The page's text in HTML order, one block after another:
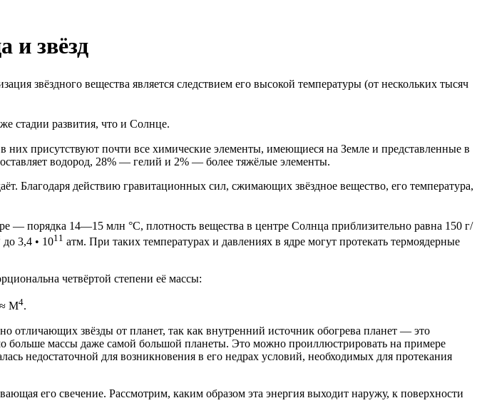
и звёзд
звёздного вещества является следствием его высокой температуры (от нескольких тысяч
стадии развития, что и Солнце.
них присутствуют почти все химические элементы, имеющиеся на Земле и представленные в
водород, 28% — гелий и 2% — более тяжёлые элементы.
Благодаря действию гравитационных сил, сжимающих звёздное вещество, его температура,
— порядка 14—15 млн °С, плотность вещества в центре Солнца приблизительно равна 150 г/
до 3,4 • 1011 атм. При таких температурах и давлениях в ядре могут протекать термоядерные
четвёртой степени её массы:
М4.
отличающих звёзды от планет, так как внутренний источник обогрева планет — это
больше массы даже самой большой планеты. Это можно проиллюстрировать на примере
недостаточной для возникновения в его недрах условий, необходимых для протекания
его свечение. Рассмотрим, каким образом эта энергия выходит наружу, к поверхности